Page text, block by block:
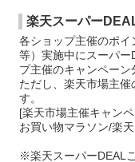
楽天スーパー
各ショップ主催のポ
等）実施中にスーパー
プ主催のキャンペーン
ただし、楽天市場主
す。
[楽天市場主催キャン
お買い物マラソン/楽
※楽天スーパーDEAL